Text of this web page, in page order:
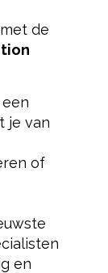
de
een
je van
of
en